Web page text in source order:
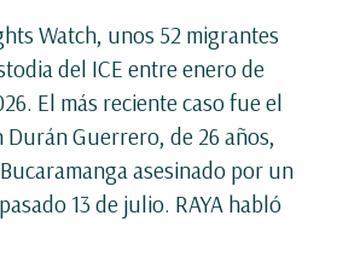
Watch, unos 52 migrantes
del ICE entre enero de
El más reciente caso fue el
Durán Guerrero, de 26 años,
asesinado por un
13 de julio. RAYA habló